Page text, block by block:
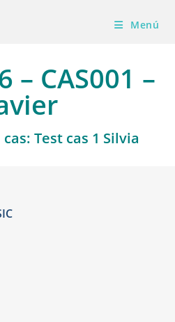
Menú
– CAS001 –
Test cas 1 Silvia